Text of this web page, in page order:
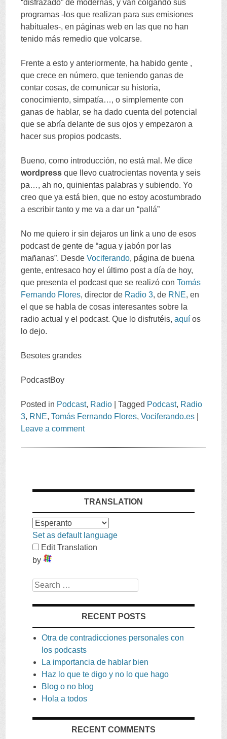
“disfrazado”de modernas,y van colgando sus
programas -los que realizan para sus emisiones
habituales-,en páginas web en las que no han
tenido más remedio que volcarse.
Frente a esto y anteriormente, ha habido gente ,
que crece en número,que teniendo ganas de
contar cosas,de comunicar su historia,
conocimiento,simpatía…,o simplemente con
ganas de hablar,se ha dado cuenta del potencial
que se abría delante de sus ojos y empezaron a
hacer sus propios podcasts.
Bueno,como introducción, no está mal . Me dice
wordpress que llevo cuatrocientas noventa y seis
pa…,ah no,quinientas palabras y subiendo.Yo
creo que ya está bien,que no estoy acostumbrado
a escribir tanto y me va a dar un “pallá”
No me quiero ir sin dejaros un link a uno de esos
podcast de gente de “agua y jabón por las
mañanas”. Desde Vociferando, página de buena
gente,entresaco hoy el último post a día de hoy,
que presenta el podcast que se realizó con Tomás
Fernando Flores,director de Radio 3,de RNE,en
el que se habla de cosas interesantes sobre la
radio actual y el podcast.Que lo disfrutéis,aquí os
lo dejo.
Besotes grandes
PodcastBoy
Posted in Podcast, Radio |Tagged Podcast, Radio
3, RNE,Tomás Fernando Flores,Vociferando.es
Leave a comment
TRANSLATION
Set as default language
Edit Translation
by
Search
RECENT POSTS
Otra de contradicciones personales con
los podcasts
La importancia de hablar bien
Haz lo que te digo y no lo que hago
Blog o no blog
Hola a todos
RECENT COMMENTS